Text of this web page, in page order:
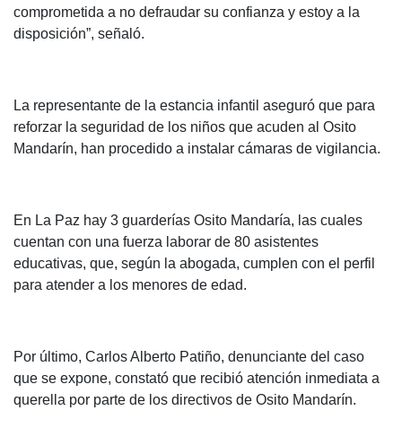
comprometida a no defraudar su confianza y estoy a la
disposición”, señaló.
La representante de la estancia infantil aseguró que para
reforzar la seguridad de los niños que acuden al Osito
Mandarín, han procedido a instalar cámaras de vigilancia.
En La Paz hay 3 guarderías Osito Mandaría, las cuales
cuentan con una fuerza laborar de 80 asistentes
educativas, que, según la abogada, cumplen con el perfil
para atender a los menores de edad.
Por último, Carlos Alberto Patiño, denunciante del caso
que se expone, constató que recibió atención inmediata a
querella por parte de los directivos de Osito Mandarín.